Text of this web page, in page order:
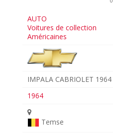
AUTO
Voitures de collection
Américaines
IMPALA CABRIOLET 1964
1964
Temse